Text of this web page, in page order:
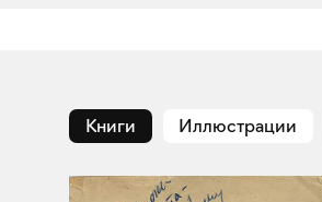
Книги Иллюстрации